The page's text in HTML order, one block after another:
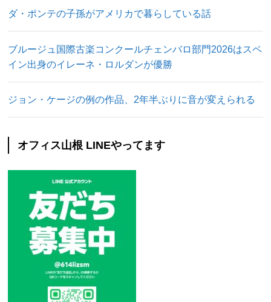
ダ・ポンテの子孫がアメリカで暮らしている話
ブルージュ国際古楽コンクールチェンバロ部門2026はスペ
イン出身のイレーネ・ロルダンが優勝
ジョン・ケージの例の作品、2年半ぶりに音が変えられる
オフィス山根 LINEやってます